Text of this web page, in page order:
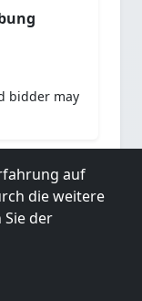
bidder may
of the
auf
die weitere
der